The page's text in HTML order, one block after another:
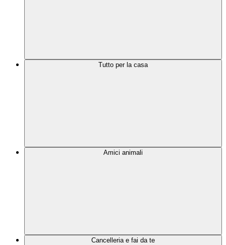
Tutto per la casa
Amici animali
Cancelleria e fai da te